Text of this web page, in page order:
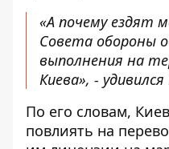
«А почему ездят
Совета обороны
выполнения на
Киева», -
По его словам,
повлиять на